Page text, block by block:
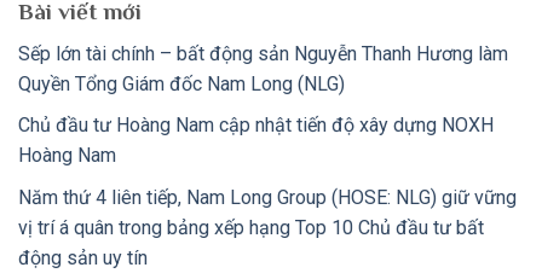
Bài viết mới
Sếp lớn tài chính – bất động sản Nguyễn Thanh Hương làm
Quyền Tổng Giám đốc Nam Long (NLG)
Chủ đầu tư Hoàng Nam cập nhật tiến độ xây dựng NOXH
Hoàng Nam
Năm thứ 4 liên tiếp, Nam Long Group (HOSE: NLG) giữ vững
vị trí á quân trong bảng xếp hạng Top 10 Chủ đầu tư bất
động sản uy tín